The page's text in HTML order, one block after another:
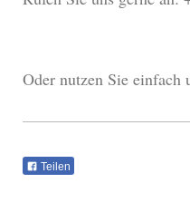
Oder nutzen Sie einfach
Teilen